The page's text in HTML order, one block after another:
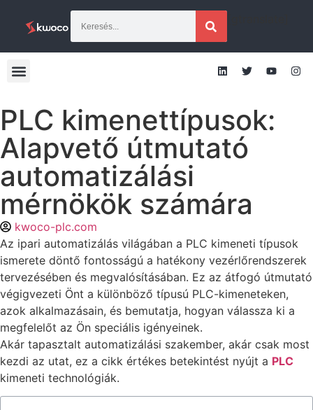
PLC kimenettípusok:
Alapvető útmutató
automatizálási
mérnökök számára
kwoco-plc.com
Az ipari automatizálás világában a PLC kimeneti típusok
ismerete döntő fontosságú a hatékony vezérlőrendszerek
tervezésében és megvalósításában. Ez az átfogó útmutató
végigvezeti Önt a különböző típusú PLC-kimeneteken,
azok alkalmazásain, és bemutatja, hogyan válassza ki a
megfelelőt az Ön speciális igényeinek.
Akár tapasztalt automatizálási szakember, akár csak most
kezdi az utat, ez a cikk értékes betekintést nyújt a PLC
kimeneti technológiák.